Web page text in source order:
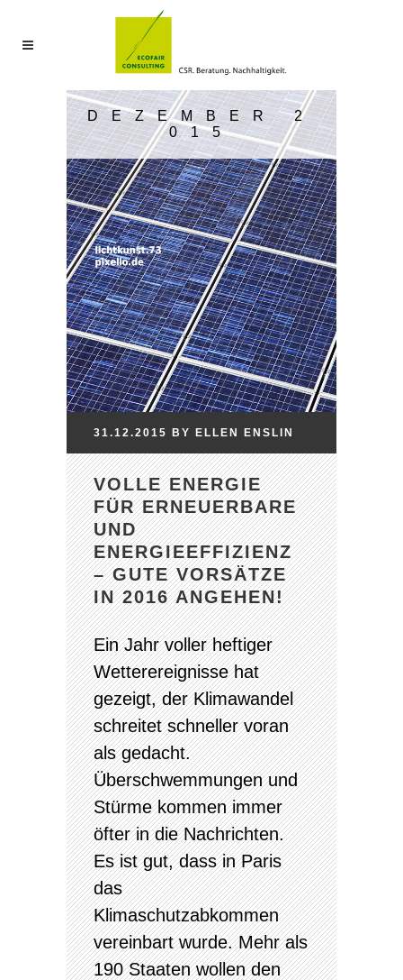
DEZEMBER 2
015
31.12.2015 BY ELLEN ENSLIN
VOLLE ENERGIE
FÜR ERNEUERBARE
UND
ENERGIEEFFIZIENZ
– GUTE VORSÄTZE
IN 2016 ANGEHEN!
Ein Jahr voller heftiger
Wetterereignisse hat
gezeigt, der Klimawandel
schreitet schneller voran
als gedacht.
Überschwemmungen und
Stürme kommen immer
öfter in die Nachrichten.
Es ist gut, dass in Paris
das
Klimaschutzabkommen
vereinbart wurde. Mehr als
190 Staaten wollen den